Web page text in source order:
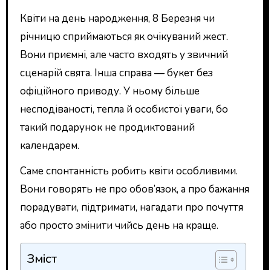
Квіти на день народження, 8 Березня чи
річницю сприймаються як очікуваний жест.
Вони приємні, але часто входять у звичний
сценарій свята. Інша справа — букет без
офіційного приводу. У ньому більше
несподіваності, тепла й особистої уваги, бо
такий подарунок не продиктований
календарем.
Саме спонтанність робить квіти особливими.
Вони говорять не про обов’язок, а про бажання
порадувати, підтримати, нагадати про почуття
або просто змінити чийсь день на краще.
Зміст